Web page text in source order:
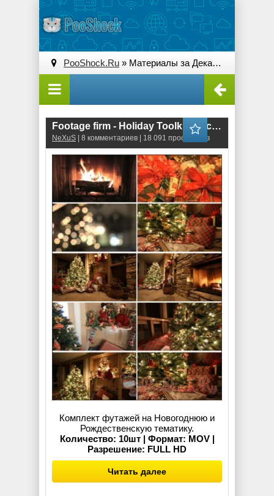
PooShock.Ru » Материалы за Декабрь 2014 года » Страница 2
Footage firm - Holiday Toolkit Stock Footage
NeXuS | 8 комментариев | 18 091 просмотров
Комплект футажей на Новогоднюю и
Рождественскую тематику.
Количество: 10шт | Формат: MOV |
Разрешение: FULL HD
Читать далее